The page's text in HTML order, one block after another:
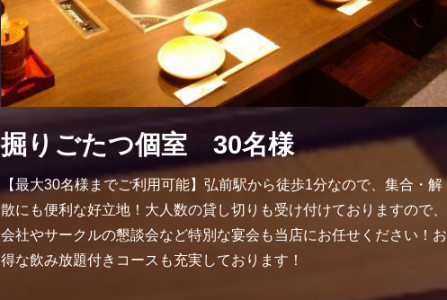
掘りごたつ個室 30名様
【最大30名様までご利用可能】弘前駅から徒歩1分なので、集合・解
散にも便利な好立地！大人数の貸し切りも受け付けておりますので、
会社やサークルの懇談会など特別な宴会も当店にお任せください！お
得な飲み放題付きコースも充実しております！